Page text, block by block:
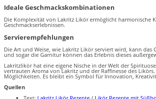
Ideale Geschmackskombinationen
Die Komplexität von Lakritz Likör ermöglicht
Geschmackserlebnissen.
Servierempfehlungen
Die Art und Weise, wie Lakritz Likör serviert wird, kann
und sogar die Garnitur können das Erlebnis dieses
Lakritzlikör hat eine eigene Nische in der Welt der
vertrauten Aroma von Lakritz und der Raffinesse des
Möglichkeiten. Es bleibt ein Symbol für Innovation,
Quellen